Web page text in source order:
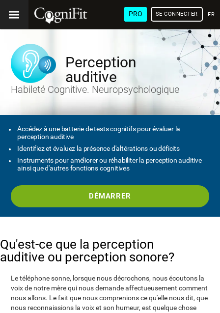
PRO SE CONNECTER
Perception
auditive
Habileté Cognitive. Neuropsychologique
Accédez à une batterie de tests cognitifs pour évaluer la
perception auditive
Identifiez et évaluez la présence d'altérations ou déficits
Instruments pour améliorer ou réhabiliter la perception auditive
ainsi que d'autres fonctions cognitives
DÉMARRER
Qu'est-ce que la perception
auditive ou perception sonore?
Le téléphone sonne, lorsque nous décrochons, nous écoutons la
voix de notre mère qui nous demande affectueusement comment
nous allons. Le fait que nous comprenions ce qu'elle nous dit, que
nous reconnaissions la voix et son humeur, est quelque chose